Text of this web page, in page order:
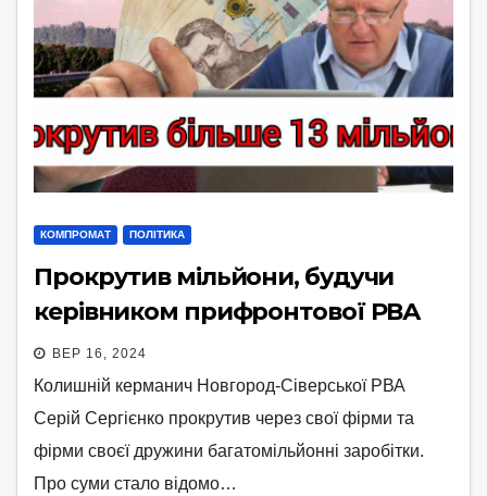
КОМПРОМАТ ПОЛІТИКА
Прокрутив мільйони, будучи
керівником прифронтової РВА
ВЕР 16, 2024
Колишній керманич Новгород-Сіверської РВА
Серій Сергієнко прокрутив через свої фірми та
фірми своєї дружини багатомільйонні заробітки.
Про суми стало відомо…